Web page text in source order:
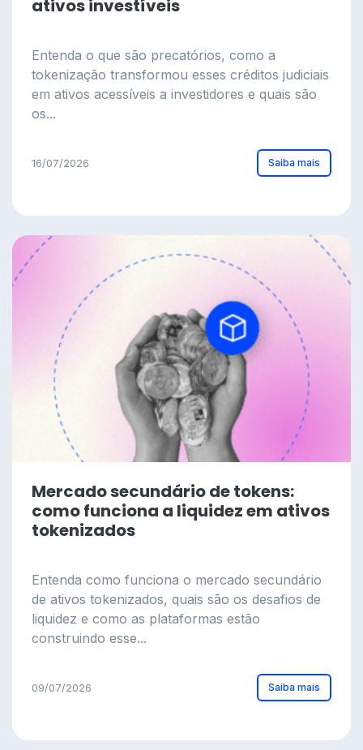
ativos investíveis
Entenda o que são precatórios, como a
tokenização transformou esses créditos judiciais
em ativos acessíveis a investidores e quais são
os...
16/07/2026 Saiba mais
Mercado secundário de tokens:
como funciona a liquidez em ativos
tokenizados
Entenda como funciona o mercado secundário
de ativos tokenizados, quais são os desafios de
liquidez e como as plataformas estão
construindo esse...
09/07/2026 Saiba mais